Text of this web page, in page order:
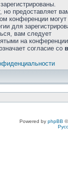
но предоставляет
конференции
для
вам следует
на
согласие со
Powered by phpBB